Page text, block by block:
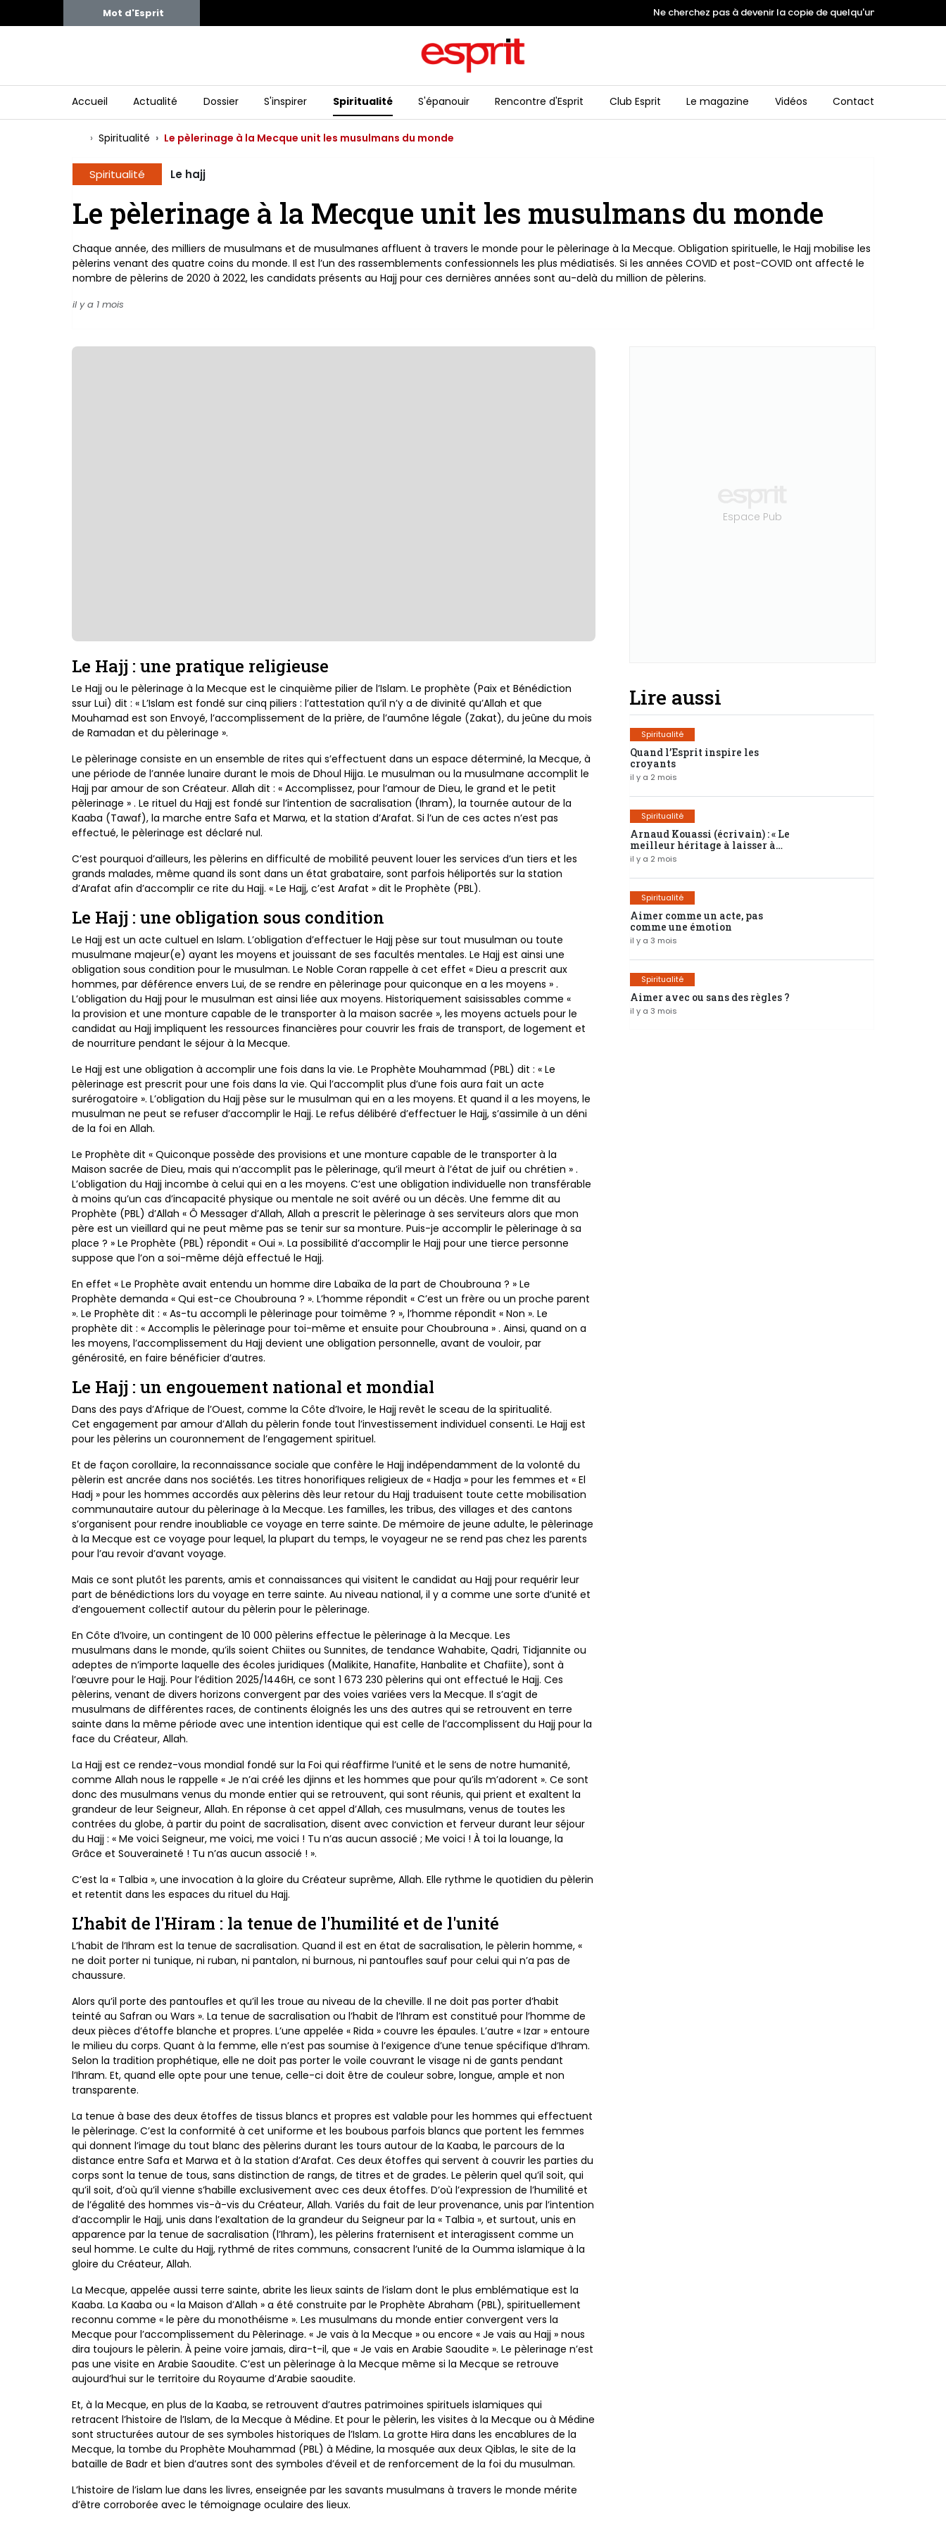
Mot d'Esprit Ne cherchez pas à devenir la copie de quelqu'un. Inspirez vous des
Accueil Actualité Dossier S'inspirer Spiritualité S'épanouir Rencontre d'Esprit Club Esprit Le magazine Vidéos Contact
Spiritualité Le pèlerinage à la Mecque unit les musulmans du monde
Spiritualité Le hajj
Le pèlerinage à la Mecque unit les musulmans du monde
Chaque année, des milliers de musulmans et de musulmanes affluent à travers le monde pour le pèlerinage à la Mecque. Obligation spirituelle, le Hajj mobilise les
pèlerins venant des quatre coins du monde. Il est l’un des rassemblements confessionnels les plus médiatisés. Si les années COVID et post-COVID ont affecté le
nombre de pèlerins de 2020 à 2022, les candidats présents au Hajj pour ces dernières années sont au-delà du million de pèlerins.
il y a 1 mois
Le Hajj : une pratique religieuse
Le Hajj ou le pèlerinage à la Mecque est le cinquième pilier de l’Islam. Le prophète (Paix et Bénédiction
ssur Lui) dit : « L’Islam est fondé sur cinq piliers : l’attestation qu’il n’y a de divinité qu’Allah et que
Mouhamad est son Envoyé, l’accomplissement de la prière, de l’aumône légale (Zakat), du jeûne du mois
de Ramadan et du pèlerinage ».
Le pèlerinage consiste en un ensemble de rites qui s’effectuent dans un espace déterminé, la Mecque, à
une période de l’année lunaire durant le mois de Dhoul Hijja. Le musulman ou la musulmane accomplit le
Hajj par amour de son Créateur. Allah dit : « Accomplissez, pour l’amour de Dieu, le grand et le petit
pèlerinage » . Le rituel du Hajj est fondé sur l’intention de sacralisation (Ihram), la tournée autour de la
Kaaba (Tawaf), la marche entre Safa et Marwa, et la station d’Arafat. Si l’un de ces actes n’est pas
effectué, le pèlerinage est déclaré nul.
C’est pourquoi d’ailleurs, les pèlerins en difficulté de mobilité peuvent louer les services d’un tiers et les
grands malades, même quand ils sont dans un état grabataire, sont parfois héliportés sur la station
d’Arafat afin d’accomplir ce rite du Hajj. « Le Hajj, c’est Arafat » dit le Prophète (PBL).
Le Hajj : une obligation sous condition
Le Hajj est un acte cultuel en Islam. L’obligation d’effectuer le Hajj pèse sur tout musulman ou toute
musulmane majeur(e) ayant les moyens et jouissant de ses facultés mentales. Le Hajj est ainsi une
obligation sous condition pour le musulman. Le Noble Coran rappelle à cet effet « Dieu a prescrit aux
hommes, par déférence envers Lui, de se rendre en pèlerinage pour quiconque en a les moyens » .
L’obligation du Hajj pour le musulman est ainsi liée aux moyens. Historiquement saisissables comme «
la provision et une monture capable de le transporter à la maison sacrée », les moyens actuels pour le
candidat au Hajj impliquent les ressources financières pour couvrir les frais de transport, de logement et
de nourriture pendant le séjour à la Mecque.
Le Hajj est une obligation à accomplir une fois dans la vie. Le Prophète Mouhammad (PBL) dit : « Le
pèlerinage est prescrit pour une fois dans la vie. Qui l’accomplit plus d’une fois aura fait un acte
surérogatoire ». L’obligation du Hajj pèse sur le musulman qui en a les moyens. Et quand il a les moyens, le
musulman ne peut se refuser d’accomplir le Hajj. Le refus délibéré d’effectuer le Hajj, s’assimile à un déni
de la foi en Allah.
Le Prophète dit « Quiconque possède des provisions et une monture capable de le transporter à la
Maison sacrée de Dieu, mais qui n’accomplit pas le pèlerinage, qu’il meurt à l’état de juif ou chrétien » .
L’obligation du Hajj incombe à celui qui en a les moyens. C’est une obligation individuelle non transférable
à moins qu’un cas d’incapacité physique ou mentale ne soit avéré ou un décès. Une femme dit au
Prophète (PBL) d’Allah « Ô Messager d’Allah, Allah a prescrit le pèlerinage à ses serviteurs alors que mon
père est un vieillard qui ne peut même pas se tenir sur sa monture. Puis-je accomplir le pèlerinage à sa
place ? » Le Prophète (PBL) répondit « Oui ». La possibilité d’accomplir le Hajj pour une tierce personne
suppose que l’on a soi-même déjà effectué le Hajj.
En effet « Le Prophète avait entendu un homme dire Labaïka de la part de Choubrouna ? » Le
Prophète demanda « Qui est-ce Choubrouna ? ». L’homme répondit « C’est un frère ou un proche parent
». Le Prophète dit : « As-tu accompli le pèlerinage pour toimême ? », l’homme répondit « Non ». Le
prophète dit : « Accomplis le pèlerinage pour toi-même et ensuite pour Choubrouna » . Ainsi, quand on a
les moyens, l’accomplissement du Hajj devient une obligation personnelle, avant de vouloir, par
générosité, en faire bénéficier d’autres.
Le Hajj : un engouement national et mondial
Dans des pays d’Afrique de l’Ouest, comme la Côte d’Ivoire, le Hajj revêt le sceau de la spiritualité.
Cet engagement par amour d’Allah du pèlerin fonde tout l’investissement individuel consenti. Le Hajj est
pour les pèlerins un couronnement de l’engagement spirituel.
Et de façon corollaire, la reconnaissance sociale que confère le Hajj indépendamment de la volonté du
pèlerin est ancrée dans nos sociétés. Les titres honorifiques religieux de « Hadja » pour les femmes et « El
Hadj » pour les hommes accordés aux pèlerins dès leur retour du Hajj traduisent toute cette mobilisation
communautaire autour du pèlerinage à la Mecque. Les familles, les tribus, des villages et des cantons
s’organisent pour rendre inoubliable ce voyage en terre sainte. De mémoire de jeune adulte, le pèlerinage
à la Mecque est ce voyage pour lequel, la plupart du temps, le voyageur ne se rend pas chez les parents
pour l’au revoir d’avant voyage.
Mais ce sont plutôt les parents, amis et connaissances qui visitent le candidat au Hajj pour requérir leur
part de bénédictions lors du voyage en terre sainte. Au niveau national, il y a comme une sorte d’unité et
d’engouement collectif autour du pèlerin pour le pèlerinage.
En Côte d’Ivoire, un contingent de 10 000 pèlerins effectue le pèlerinage à la Mecque. Les
musulmans dans le monde, qu’ils soient Chiites ou Sunnites, de tendance Wahabite, Qadri, Tidjannite ou
adeptes de n’importe laquelle des écoles juridiques (Malikite, Hanafite, Hanbalite et Chafiite), sont à
l’œuvre pour le Hajj. Pour l’édition 2025/1446H, ce sont 1 673 230 pèlerins qui ont effectué le Hajj. Ces
pèlerins, venant de divers horizons convergent par des voies variées vers la Mecque. Il s’agit de
musulmans de différentes races, de continents éloignés les uns des autres qui se retrouvent en terre
sainte dans la même période avec une intention identique qui est celle de l’accomplissent du Hajj pour la
face du Créateur, Allah.
La Hajj est ce rendez-vous mondial fondé sur la Foi qui réaffirme l’unité et le sens de notre humanité,
comme Allah nous le rappelle « Je n’ai créé les djinns et les hommes que pour qu’ils m’adorent ». Ce sont
donc des musulmans venus du monde entier qui se retrouvent, qui sont réunis, qui prient et exaltent la
grandeur de leur Seigneur, Allah. En réponse à cet appel d’Allah, ces musulmans, venus de toutes les
contrées du globe, à partir du point de sacralisation, disent avec conviction et ferveur durant leur séjour
du Hajj : « Me voici Seigneur, me voici, me voici ! Tu n’as aucun associé ; Me voici ! À toi la louange, la
Grâce et Souveraineté ! Tu n’as aucun associé ! ».
C’est la « Talbia », une invocation à la gloire du Créateur suprême, Allah. Elle rythme le quotidien du pèlerin
et retentit dans les espaces du rituel du Hajj.
L’habit de l'Hiram : la tenue de l'humilité et de l'unité
L’habit de l’Ihram est la tenue de sacralisation. Quand il est en état de sacralisation, le pèlerin homme, «
ne doit porter ni tunique, ni ruban, ni pantalon, ni burnous, ni pantoufles sauf pour celui qui n’a pas de
chaussure.
Alors qu’il porte des pantoufles et qu’il les troue au niveau de la cheville. Il ne doit pas porter d’habit
teinté au Safran ou Wars ». La tenue de sacralisation ou l’habit de l’Ihram est constitué pour l’homme de
deux pièces d’étoffe blanche et propres. L’une appelée « Rida » couvre les épaules. L’autre « Izar » entoure
le milieu du corps. Quant à la femme, elle n’est pas soumise à l’exigence d’une tenue spécifique d’Ihram.
Selon la tradition prophétique, elle ne doit pas porter le voile couvrant le visage ni de gants pendant
l’Ihram. Et, quand elle opte pour une tenue, celle-ci doit être de couleur sobre, longue, ample et non
transparente.
La tenue à base des deux étoffes de tissus blancs et propres est valable pour les hommes qui effectuent
le pèlerinage. C’est la conformité à cet uniforme et les boubous parfois blancs que portent les femmes
qui donnent l’image du tout blanc des pèlerins durant les tours autour de la Kaaba, le parcours de la
distance entre Safa et Marwa et à la station d’Arafat. Ces deux étoffes qui servent à couvrir les parties du
corps sont la tenue de tous, sans distinction de rangs, de titres et de grades. Le pèlerin quel qu’il soit, qui
qu’il soit, d’où qu’il vienne s’habille exclusivement avec ces deux étoffes. D’où l’expression de l’humilité et
de l’égalité des hommes vis-à-vis du Créateur, Allah. Variés du fait de leur provenance, unis par l’intention
d’accomplir le Hajj, unis dans l’exaltation de la grandeur du Seigneur par la « Talbia », et surtout, unis en
apparence par la tenue de sacralisation (l’Ihram), les pèlerins fraternisent et interagissent comme un
seul homme. Le culte du Hajj, rythmé de rites communs, consacrent l’unité de la Oumma islamique à la
gloire du Créateur, Allah.
La Mecque, appelée aussi terre sainte, abrite les lieux saints de l’islam dont le plus emblématique est la
Kaaba. La Kaaba ou « la Maison d’Allah » a été construite par le Prophète Abraham (PBL), spirituellement
reconnu comme « le père du monothéisme ». Les musulmans du monde entier convergent vers la
Mecque pour l’accomplissement du Pèlerinage. « Je vais à la Mecque » ou encore « Je vais au Hajj » nous
dira toujours le pèlerin. À peine voire jamais, dira-t-il, que « Je vais en Arabie Saoudite ». Le pèlerinage n’est
pas une visite en Arabie Saoudite. C’est un pèlerinage à la Mecque même si la Mecque se retrouve
aujourd’hui sur le territoire du Royaume d’Arabie saoudite.
Et, à la Mecque, en plus de la Kaaba, se retrouvent d’autres patrimoines spirituels islamiques qui
retracent l’histoire de l’Islam, de la Mecque à Médine. Et pour le pèlerin, les visites à la Mecque ou à Médine
sont structurées autour de ses symboles historiques de l’Islam. La grotte Hira dans les encablures de la
Mecque, la tombe du Prophète Mouhammad (PBL) à Médine, la mosquée aux deux Qiblas, le site de la
bataille de Badr et bien d’autres sont des symboles d’éveil et de renforcement de la foi du musulman.
L’histoire de l’islam lue dans les livres, enseignée par les savants musulmans à travers le monde mérite
d’être corroborée avec le témoignage oculaire des lieux.
Espace Pub
Lire aussi
Spiritualité
Quand l’Esprit inspire les
croyants
il y a 2 mois
Spiritualité
Arnaud Kouassi (écrivain) : « Le
meilleur héritage à laisser à
ses enfants, c’est une éducation
spirituelle solide »
il y a 2 mois
Spiritualité
Aimer comme un acte, pas
comme une émotion
il y a 3 mois
Spiritualité
Aimer avec ou sans des règles ?
il y a 3 mois